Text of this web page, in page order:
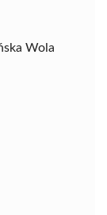
Wola